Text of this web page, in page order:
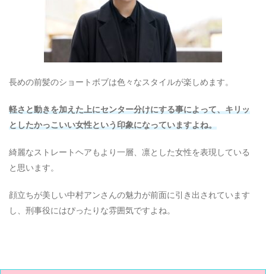
長めの前髪のショートボブは色々なスタイルが楽しめます。
軽さと動きを加えた上にセンター分けにする事によって、キリッ
としたかっこいい女性という印象になっていますよね。
綺麗なストレートヘアもより一層、凛とした女性を表現している
と思います。
顔立ちが美しい中村アンさんの魅力が前面に引き出されています
し、刑事役にはぴったりな雰囲気ですよね。